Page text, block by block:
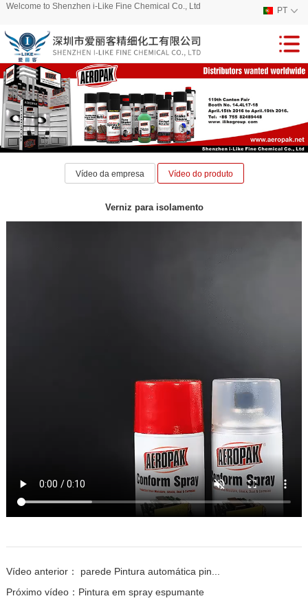
Welcome to Shenzhen i-Like Fine Chemical Co., Ltd PT
Vídeo da empresa Vídeo do produto
Verniz para isolamento
Vídeo anterior：
parede Pintura automática pin...
Próximo vídeo： Pintura em spray espumante